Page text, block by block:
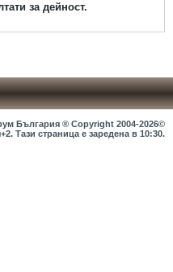
за дейност.
България ® Copyright 2004-2026©
Тази страница е заредена в 10:30.